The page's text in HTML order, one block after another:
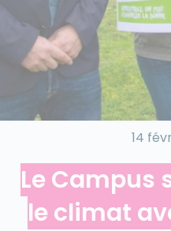
14
Le Campus
le climat